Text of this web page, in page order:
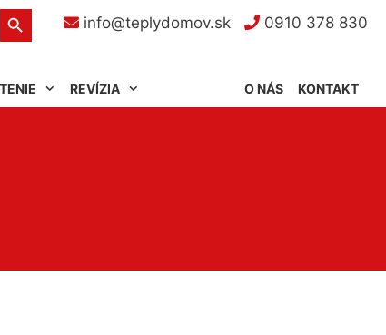
info@teplydomov.sk 0910 378 830
Button
REVÍZIA KONTAKT
O NÁS